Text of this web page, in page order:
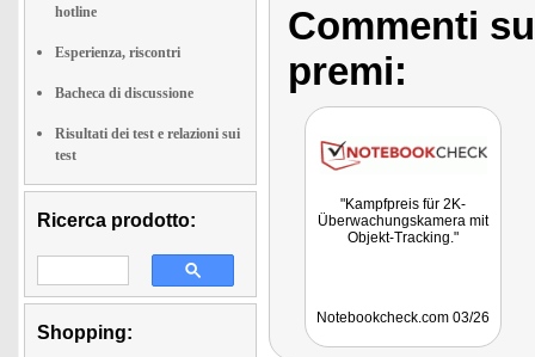
hotline
Esperienza, riscontri
Bacheca di discussione
Risultati dei test e relazioni sui
test
Ricerca prodotto:
Shopping:
Commenti
premi:
"Kampfpreis für 2K-
Überwachungskamera mit
Objekt-Tracking."
Notebookcheck.com 03/26